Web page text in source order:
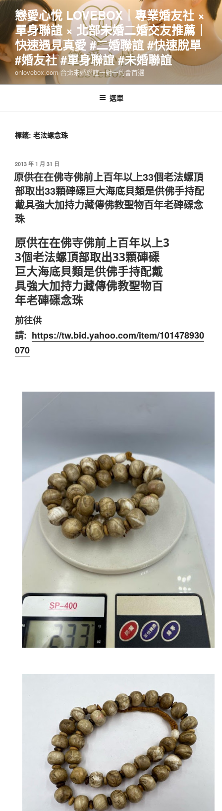
跳
主
要
內
容
戀愛心悅 LOVEBOX｜專業婚友社 ×
單身聯誼 × 北部未婚二婚交友推薦｜
快速遇見真愛 #二婚聯誼 #快速脫單
#婚友社 #單身聯誼 #未婚聯誼
onlovebox.com 台北未婚聯誼一對一約會首選
選單
標籤: 老法螺念珠
發
佈
於
2013 年 1 月 31 日
原供在在佛寺佛前上百年以上33個老法螺頂
部取出33顆硨磲巨大海底貝類是供佛手持配
戴具強大加持力藏傳佛教聖物百年老硨磲念
珠
原供在在佛寺佛前上百年以上3
3個老法螺頂部取出33顆硨磲
巨大海底貝類是供佛手持配戴
具強大加持力藏傳佛教聖物百
年老硨磲念珠
前往供
請: https://tw.bid.yahoo.com/item/101478930
070